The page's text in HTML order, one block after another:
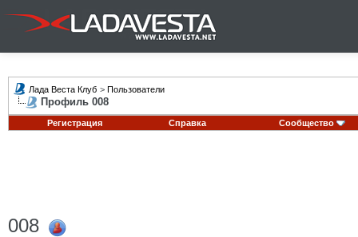
Лада Веста Клуб > Пользователи
Профиль 008
Регистрация Справка Сообщество
008